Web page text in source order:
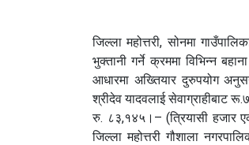
जिल्ला महोत्तरी, सोनमा
भुक्तानी गर्ने क्रममा विभिन्न
आधारमा अख्तियार दुरुपयोग
श्रीदेव यादवलाई
रु. ८३,१४५।– (त्रियासी हजार
जिल्ला महोत्तरी गौशाला